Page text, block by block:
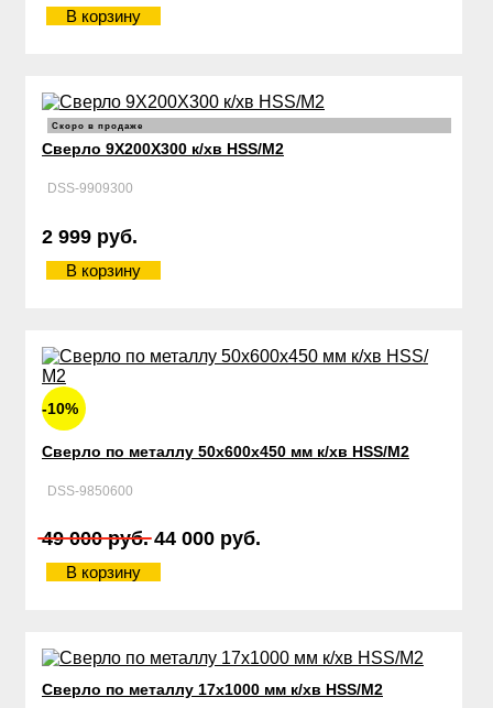
В корзину
Скоро в продаже
Сверло 9Х200Х300 к/хв HSS/М2
DSS-9909300
2 999 руб.
В корзину
-10%
Сверло по металлу 50х600х450 мм к/хв HSS/М2
DSS-9850600
49 000 руб. 44 000 руб.
В корзину
Сверло по металлу 17х1000 мм к/хв HSS/М2